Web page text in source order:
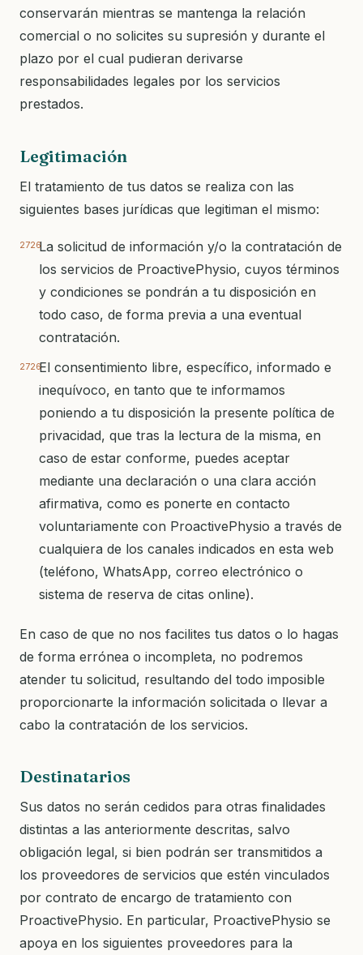
conservarán mientras se mantenga la relación
comercial o no solicites su supresión y durante el
plazo por el cual pudieran derivarse
responsabilidades legales por los servicios
prestados.
Legitimación
El tratamiento de tus datos se realiza con las
siguientes bases jurídicas que legitiman el mismo:
La solicitud de información y/o la contratación de
los servicios de ProactivePhysio, cuyos términos
y condiciones se pondrán a tu disposición en
todo caso, de forma previa a una eventual
contratación.
El consentimiento libre, específico, informado e
inequívoco, en tanto que te informamos
poniendo a tu disposición la presente política de
privacidad, que tras la lectura de la misma, en
caso de estar conforme, puedes aceptar
mediante una declaración o una clara acción
afirmativa, como es ponerte en contacto
voluntariamente con ProactivePhysio a través de
cualquiera de los canales indicados en esta web
(teléfono, WhatsApp, correo electrónico o
sistema de reserva de citas online).
En caso de que no nos facilites tus datos o lo hagas
de forma errónea o incompleta, no podremos
atender tu solicitud, resultando del todo imposible
proporcionarte la información solicitada o llevar a
cabo la contratación de los servicios.
Destinatarios
Sus datos no serán cedidos para otras finalidades
distintas a las anteriormente descritas, salvo
obligación legal, si bien podrán ser transmitidos a
los proveedores de servicios que estén vinculados
por contrato de encargo de tratamiento con
ProactivePhysio. En particular, ProactivePhysio se
apoya en los siguientes proveedores para la